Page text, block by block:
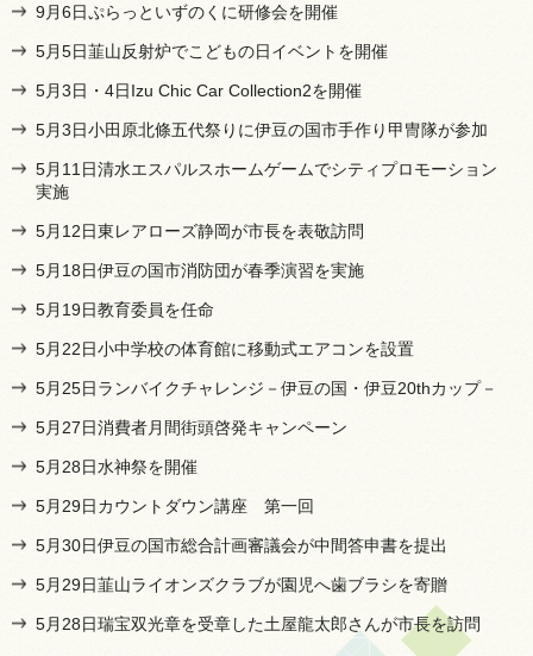
9月6日ぷらっといずのくに研修会を開催
5月5日韮山反射炉でこどもの日イベントを開催
5月3日・4日Izu Chic Car Collection2を開催
5月3日小田原北條五代祭りに伊豆の国市手作り甲冑隊が参加
5月11日清水エスパルスホームゲームでシティプロモーション
実施
5月12日東レアローズ静岡が市長を表敬訪問
5月18日伊豆の国市消防団が春季演習を実施
5月19日教育委員を任命
5月22日小中学校の体育館に移動式エアコンを設置
5月25日ランバイクチャレンジ－伊豆の国・伊豆20thカップ－
5月27日消費者月間街頭啓発キャンペーン
5月28日水神祭を開催
5月29日カウントダウン講座 第一回
5月30日伊豆の国市総合計画審議会が中間答申書を提出
5月29日韮山ライオンズクラブが園児へ歯ブラシを寄贈
5月28日瑞宝双光章を受章した土屋龍太郎さんが市長を訪問